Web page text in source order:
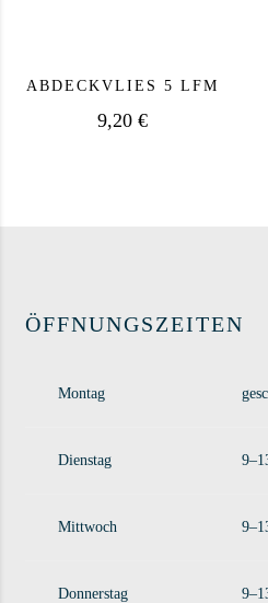
ABDECKVLIES 5 LFM
9,20 €
ÖFFNUNGSZEITEN
Montag
Dienstag
Mittwoch
Donnerstag